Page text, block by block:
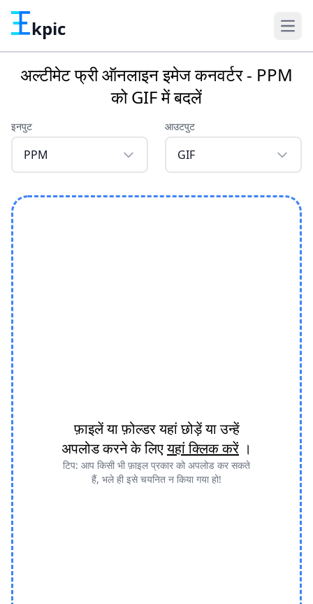
kpic
अल्टीमेट फ्री ऑनलाइन इमेज कनवर्टर - PPM
को GIF में बदलें
इनपुट
PPM
आउटपुट
GIF
फ़ाइलें या फ़ोल्डर यहां छोड़ें या उन्हें
अपलोड करने के लिएयहां क्लिक करें ।
टिप: आप किसी भी फ़ाइल प्रकार को अपलोड कर सकते
हैं, भले ही इसे चयनित न किया गया हो!